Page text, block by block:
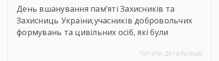
День вшанування пам’яті Захисників та
Захисниць України,учасників добровольчих
формувань та цивільних осіб, які були
Читати детальніше